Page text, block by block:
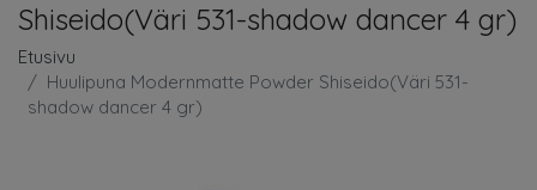
Shiseido(Väri 531-shadow dancer 4 gr)
Etusivu
Huulipuna Modernmatte Powder Shiseido(Väri 531-
shadow dancer 4 gr)